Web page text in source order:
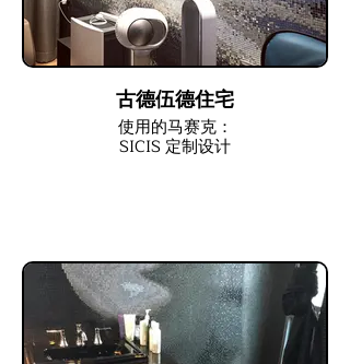
古德伍德住宅
使用的马赛克：
SICIS 定制设计